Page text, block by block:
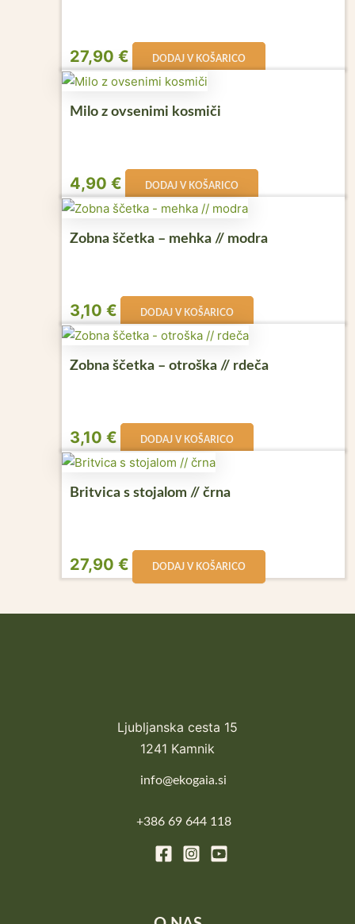
27,90€ DODAJ V KOŠARICO
Milo z ovsenimi kosmiči
4,90€ DODAJ V KOŠARICO
Zobna ščetka – mehka // modra
3,10€ DODAJ V KOŠARICO
Zobna ščetka – otroška // rdeča
3,10€ DODAJ V KOŠARICO
Britvica s stojalom // črna
27,90€ DODAJ V KOŠARICO
Ljubljanska cesta 15
1241 Kamnik
info@ekogaia.si
+386 69 644 118